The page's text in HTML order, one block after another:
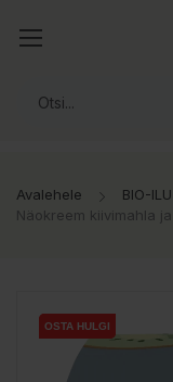
Avalehele BIO-ILU
Näokreem kiivimahla
OSTA HULGI
OSTA HULGI